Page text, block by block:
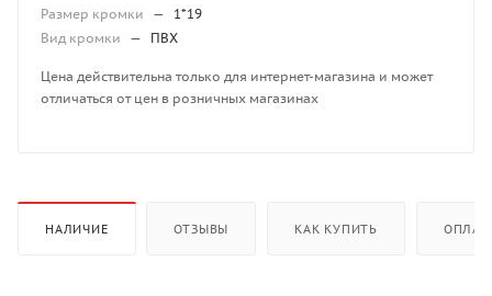
Размер кромки
—
1*19
Вид кромки
— ПВХ
Цена действительна только для интернет-магазина и может
отличаться от цен в розничных магазинах
НАЛИЧИЕ ОТЗЫВЫ КАК КУПИТЬ